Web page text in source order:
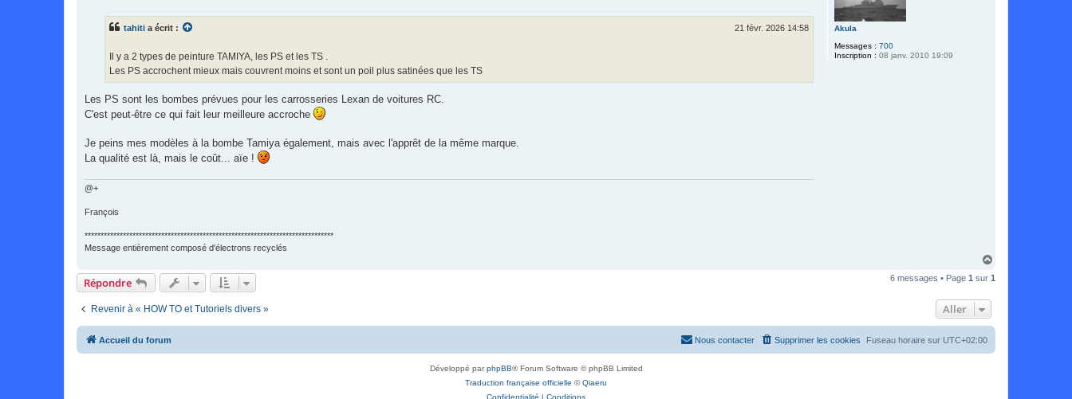
Akula
Messages : 700
Inscription : 08 janv. 2010 19:09
tahiti a écrit : 21 févr. 2026 14:58
Il y a 2 types de peinture TAMIYA, les PS et les TS .
Les PS accrochent mieux mais couvrent moins et sont un poil plus satinées que les TS
Les PS sont les bombes prévues pour les carrosseries Lexan de voitures RC.
C'est peut-être ce qui fait leur meilleure accroche
Je peins mes modèles à la bombe Tamiya également, mais avec l'apprêt de la même marque.
La qualité est là, mais le coût... aïe !
@+
François
******************************************************************************
Message entièrement composé d'électrons recyclés
u
Répondre 6 messages • Page 1 sur 1
Revenir à « HOW TO et Tutoriels divers » Aller
Accueil du forum Fuseau horaire sur UTC+02:00
Supprimer les cookies
Nous contacter
Développé parphpBB® Forum Software © phpBB Limited
Traduction française officielle ©Qiaeru
Confidentialité | Conditions